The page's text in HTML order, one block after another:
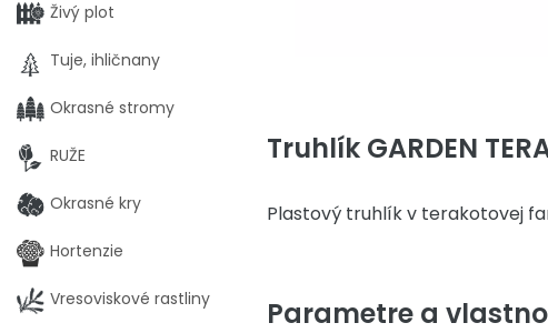
Truhlík GARDEN
Plastový truhlík v terakotovej
Parametre a
Živý plot
Tuje, ihličnany
Okrasné stromy
RUŽE
Okrasné kry
Hortenzie
Vresoviskové rastliny